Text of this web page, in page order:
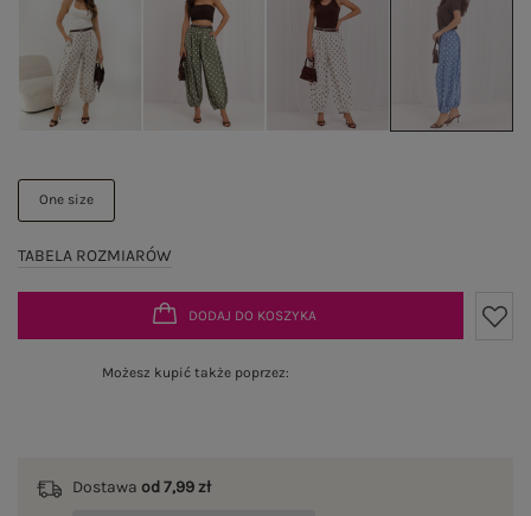
One size
TABELA ROZMIARÓW
DODAJ DO KOSZYKA
Możesz kupić także poprzez:
Dostawa od 7,99 zł